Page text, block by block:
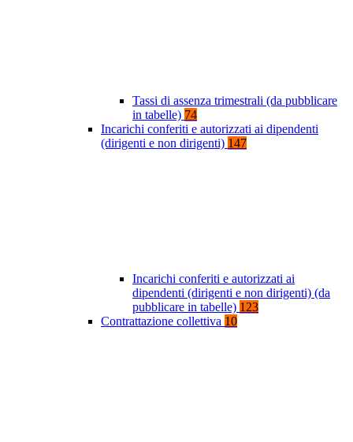
Tassi di assenza trimestrali (da pubblicare
in tabelle) 74
Incarichi conferiti e autorizzati ai dipendenti
(dirigenti e non dirigenti) 147
Incarichi conferiti e autorizzati ai
dipendenti (dirigenti e non dirigenti) (da
pubblicare in tabelle) 123
Contrattazione collettiva 10